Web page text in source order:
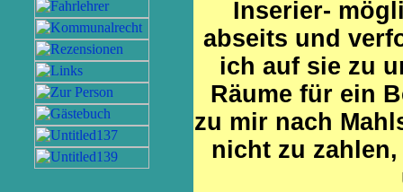
Inserier-
abseits und
ich auf sie zu
Räume für ein
zu mir nach
nicht zu